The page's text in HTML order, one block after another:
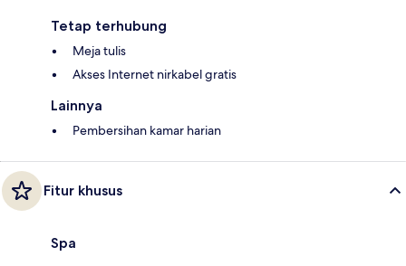
Tetap terhubung
Meja tulis
Akses Internet nirkabel gratis
Lainnya
Pembersihan kamar harian
Fitur khusus
Spa